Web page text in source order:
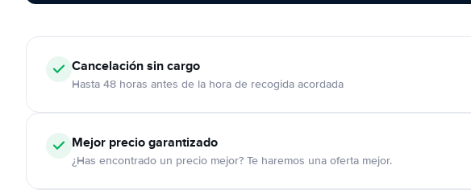
Cancelaciónsin cargo
Hasta 48 horas antes de la hora de recogida acordada
Mejor precio garantizado
¿Has encontrado un precio mejor? Te haremos una oferta mejor.